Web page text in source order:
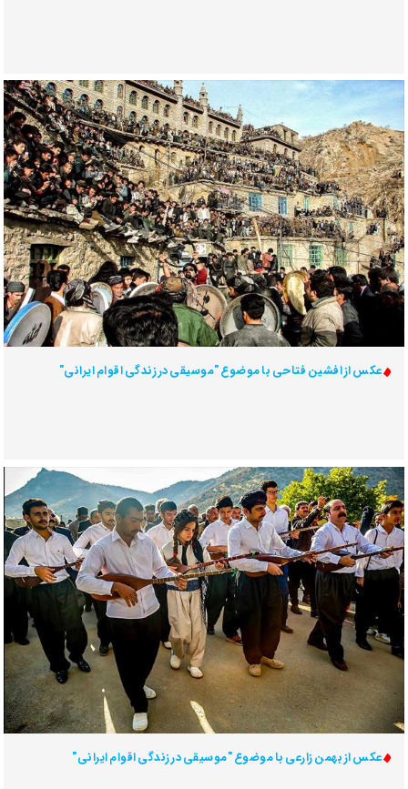
عکس از افشین فتاحی با موضوع "موسیقی در زندگی اقوام ایرانی"
عکس از بهمن زارعی با موضوع "موسیقی در زندگی اقوام ایرانی"